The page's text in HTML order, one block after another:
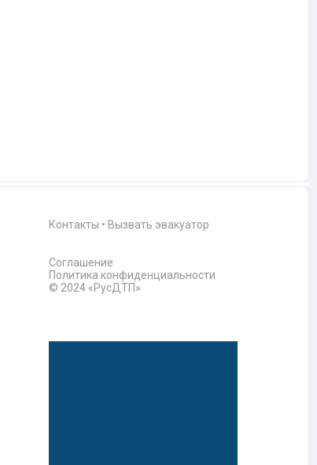
Контакты • Вызвать эвакуатор
Соглашение
Политика конфиденциальности
© 2024 «РусДТП»